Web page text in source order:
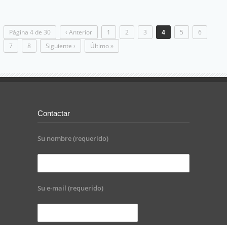
Página 4 de 30 ‹ Anterior 1 2 3 4 5
6
7
8 Siguiente › Último »
Contactar
Su nombre (requerido)
Su e-mail (requerido)